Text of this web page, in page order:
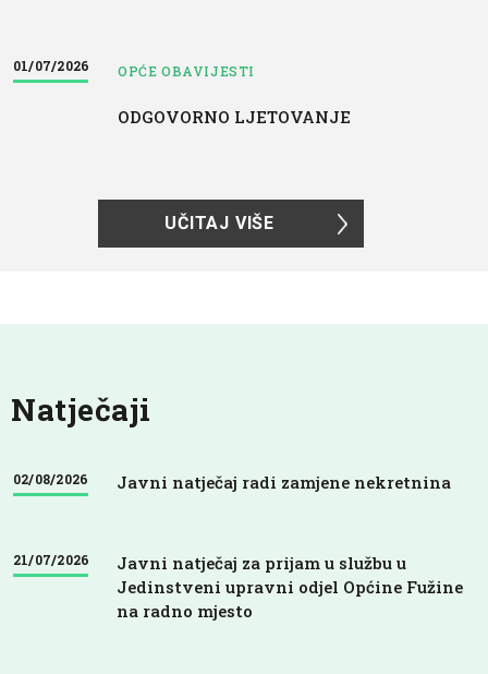
01/07/2026 OPĆE OBAVIJESTI
ODGOVORNO LJETOVANJE
UČITAJ VIŠE
Natječaji
02/08/2026 Javni natječaj radi zamjene nekretnina
21/07/2026
Javni natječaj za prijam u službu u
Jedinstveni upravni odjel Općine Fužine
na radno mjesto